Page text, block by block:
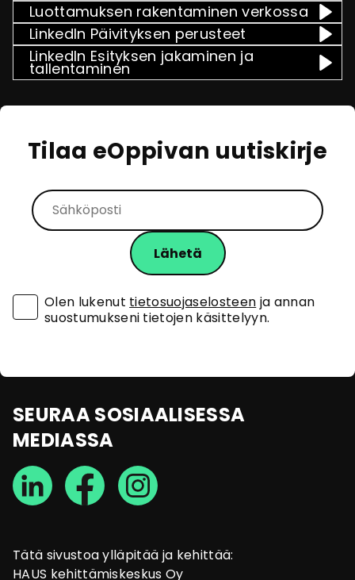
Luottamuksen rakentaminen verkossa
LinkedIn Päivityksen perusteet
LinkedIn Esityksen jakaminen ja
tallentaminen
Tilaa eOppivan uutiskirje
Olen lukenut tietosuojaselosteen ja annan
suostumukseni tietojen käsittelyyn.
SEURAA SOSIAALISESSA
MEDIASSA
Tätä sivustoa ylläpitää ja kehittää:
HAUS kehittämiskeskus Oy